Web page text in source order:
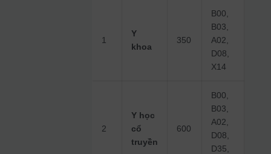
1
Y
khoa
350
B00,
B03,
A02,
D08,
X14
2
Y học
cổ
truyền
600
B00,
B03,
A02,
D08,
D35,